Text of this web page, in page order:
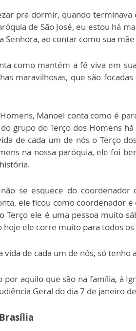
pra dormir, quando
de São José, eu estou há
Senhora, ao contar como sua
como mantém a fé viva em
maravilhosas, que são
Manoel conta como é
grupo do Terço dos Homens
de cada um de nós o Terço
na nossa paróquia, ele foi
se esquece do
ele ficou como coordenador
ele é uma pessoa muito
ele corre muito para todos
vida de cada um de nós, só
aquilo que são na família, à
Geral do dia 7 de janeiro